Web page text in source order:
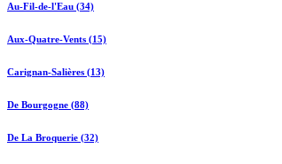
Au-Fil-de-l'Eau (34)
Aux-Quatre-Vents (15)
Carignan-Salières (13)
De Bourgogne (88)
De La Broquerie (32)